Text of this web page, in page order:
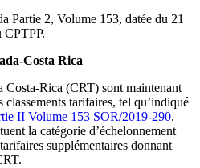
Partie 2, Volume 153, datée du 21
CPTPP.
Costa Rica
Costa-Rica (CRT) sont maintenant
tarifaires, tel qu’indiqué
II Volume 153 SOR/2019-290.
la catégorie d’échelonnement
supplémentaires donnant